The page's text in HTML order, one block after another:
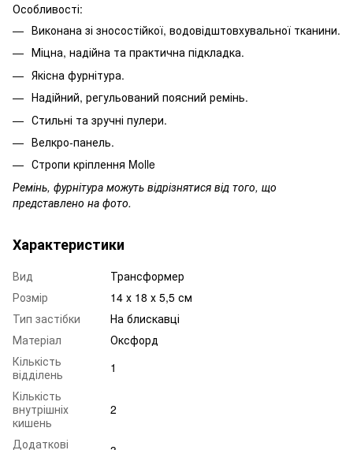
Особливості:
Виконана зі зносостійкої, водовідштовхувальної тканини.
Міцна, надійна та практична підкладка.
Якісна фурнітура.
Надійний, регульований поясний ремінь.
Стильні та зручні пулери.
Велкро-панель.
Стропи кріплення Molle
Ремінь, фурнітура можуть відрізнятися від того, що
представлено на фото.
Характеристики
Вид
Трансформер
Розмір
14 х 18 х 5,5 см
Тип застібки
На блискавці
Матеріал
Оксфорд
Кількість
відділень
1
Кількість
внутрішніх
кишень
2
Додаткові